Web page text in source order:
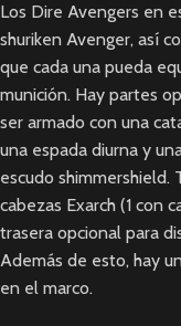
Los Dire Avengers en
shuriken Avenger, así
que cada una pueda
munición. Hay partes
ser armado con una
una espada diurna y
escudo shimmershield.
cabezas Exarch (1 con
trasera opcional para
Además de esto, hay
en el marco.